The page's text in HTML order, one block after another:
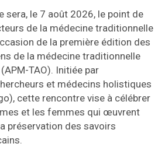
sera, le 7 août 2026, le point de
de la médecine traditionnelle
de la première édition des
de la médecine traditionnelle
TAO). Initiée par
et médecins holistiques
cette rencontre vise à célébrer
et les femmes qui œuvrent
préservation des savoirs